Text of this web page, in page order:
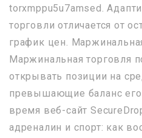
torxmppu5u7amsed.
торговли отличается от
график цен.
Маржинальная торговля
открывать позиции на
превышающие баланс его
время веб-сайт
адреналин и спорт: как